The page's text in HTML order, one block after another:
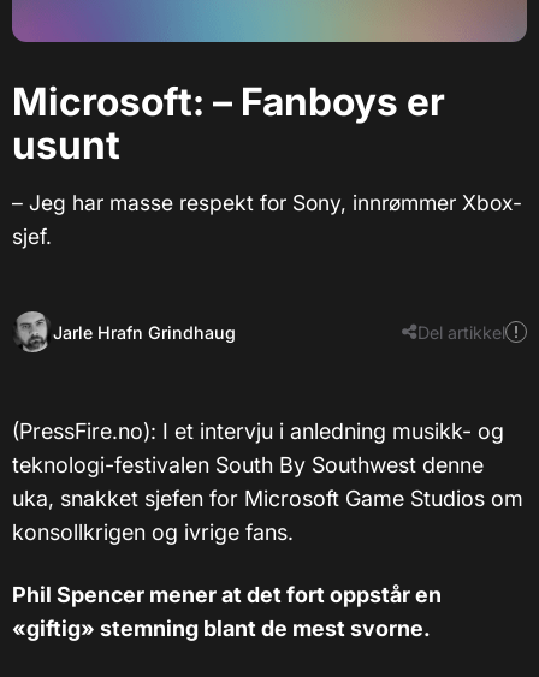
Microsoft: – Fanboys er
usunt
– Jeg har masse respekt for Sony, innrømmer Xbox-
sjef.
Jarle Hrafn Grindhaug Del artikkel
(PressFire.no): I et intervju i anledning musikk- og
teknologi-festivalen South By Southwest denne
uka, snakket sjefen for Microsoft Game Studios om
konsollkrigen og ivrige fans.
Phil Spencer mener at det fort oppstår en
«giftig» stemning blant de mest svorne.